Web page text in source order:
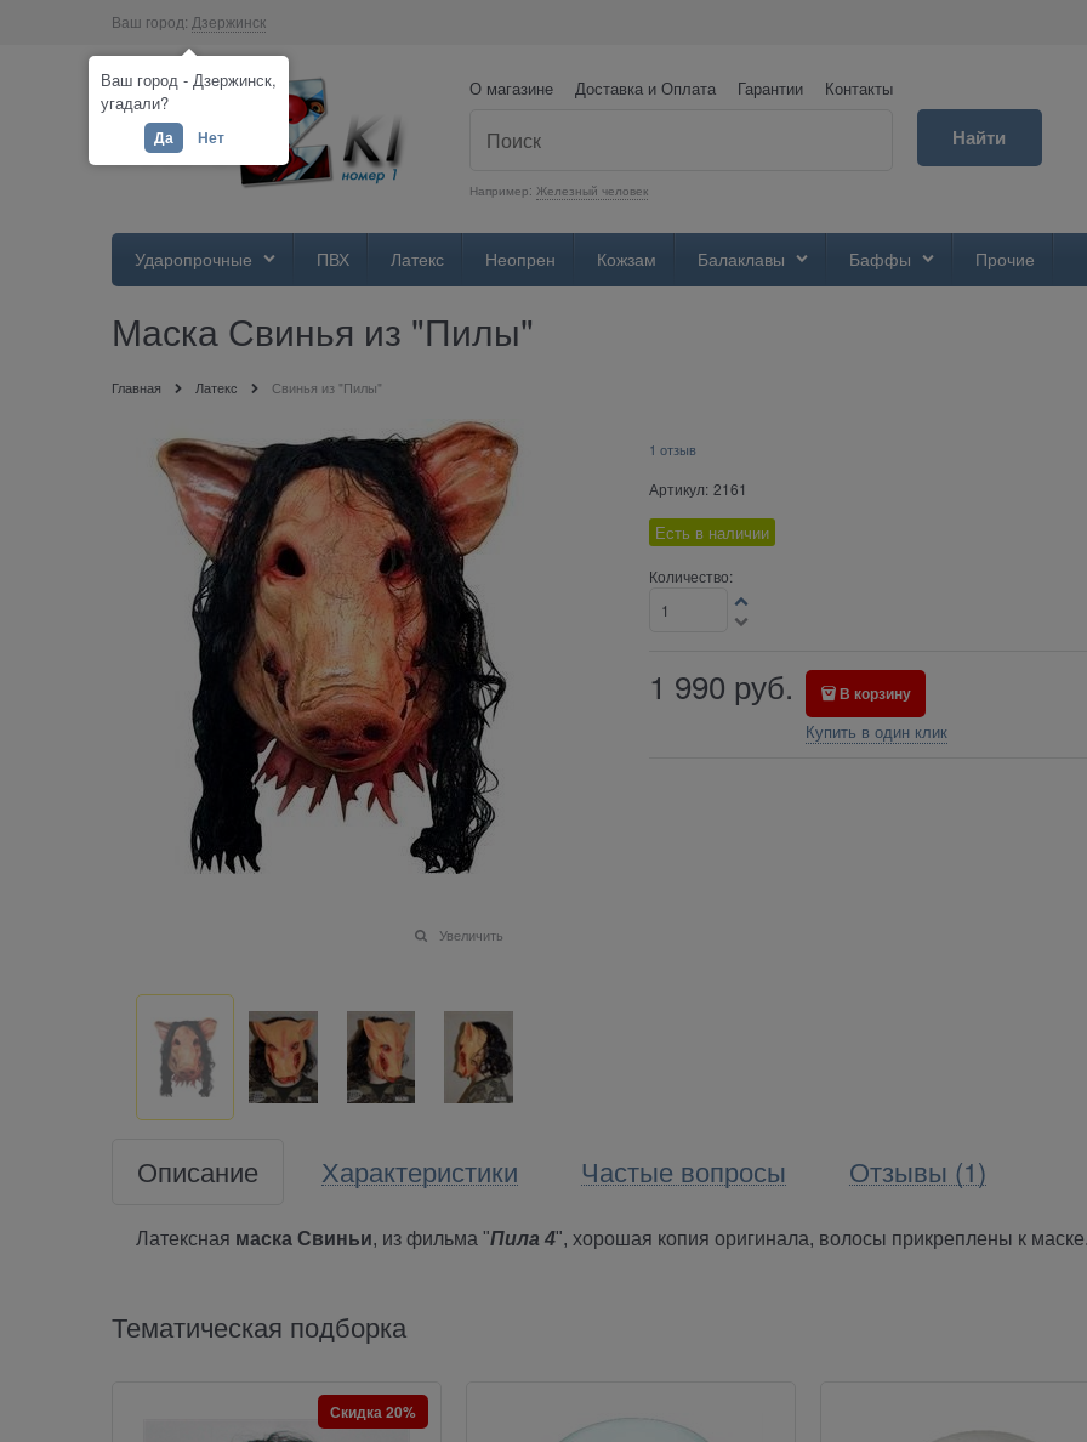
Ваш город: Дзержинск
О магазине Доставка и Оплата Гарантии Контакты
Например: Железный человек
Найти
Ударопрочные ПВХ Латекс Неопрен Кожзам Балаклавы Баффы Прочие
Маска Свинья из "Пилы"
Главная Латекс Свинья из "Пилы"
Увеличить
1 отзыв
Артикул: 2161
Есть в наличии
Количество:
1 990 руб. В корзину
Купить в один клик
Описание Характеристики Частые вопросы Отзывы (1)
Латексная маска Свиньи, из фильма "Пила 4", хорошая копия оригинала, волосы прикреплены к
Тематическая подборка
Скидка 20%
Ваш город - Дзержинск,
угадали?
Да Нет